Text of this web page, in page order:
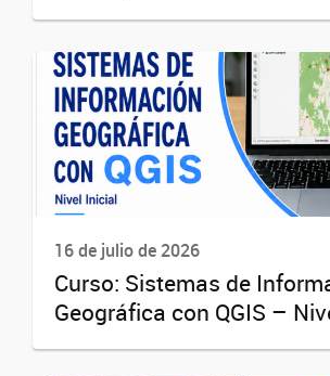
16 de julio de 2026
Curso: Sistemas de
Geográfica con QGIS –